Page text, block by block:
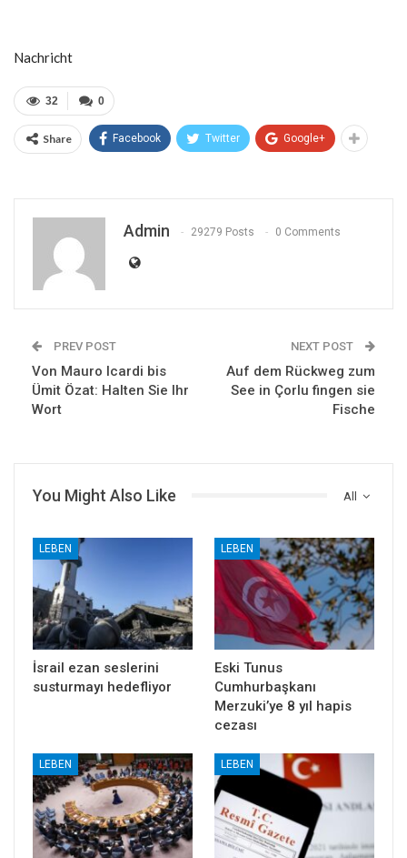
Nachricht
0
32
Share Facebook Twitter Google+
Admin 29279 Posts 0 Comments
PREV POST
Von Mauro Icardi bis
Ümit Özat: Halten Sie Ihr
Wort
NEXT POST
Auf dem Rückweg zum
See in Çorlu fingen sie
Fische
All
You Might Also Like
LEBEN
İsrail ezan seslerini
susturmayı hedefliyor
LEBEN
Eski Tunus
Cumhurbaşkanı
Merzuki’ye 8 yıl hapis
cezası
LEBEN LEBEN